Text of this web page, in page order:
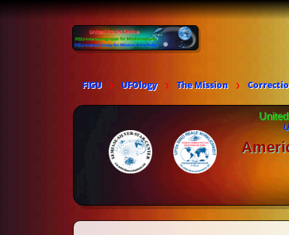
FIGU UFOlogy The Mission